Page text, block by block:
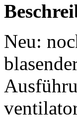
Neu: